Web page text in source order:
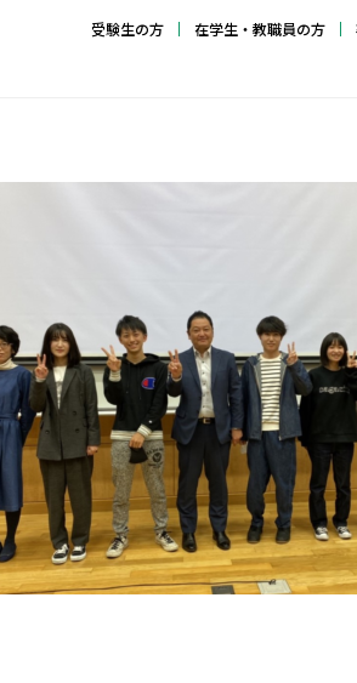
受験生の方 在学生・教職員の方